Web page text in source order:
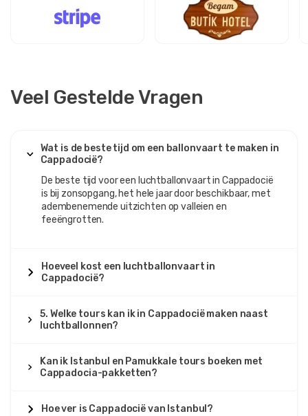
Veel Gestelde Vragen
Wat is de beste tijd om een ​​ballonvaart te maken in
Cappadocië?
De beste tijd voor een luchtballonvaart in Cappadocië
is bij zonsopgang, het hele jaar door beschikbaar, met
adembenemende uitzichten op valleien en
feeëngrotten.
Hoeveel kost een luchtballonvaart in
Cappadocië?
5. Welke tours kan ik in Cappadocië maken naast
luchtballonnen?
Kan ik Istanbul en Pamukkale tours boeken met
Cappadocia-pakketten?
Hoe ver is Cappadocië van Istanbul?